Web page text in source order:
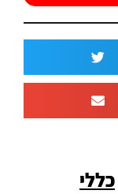
כללי